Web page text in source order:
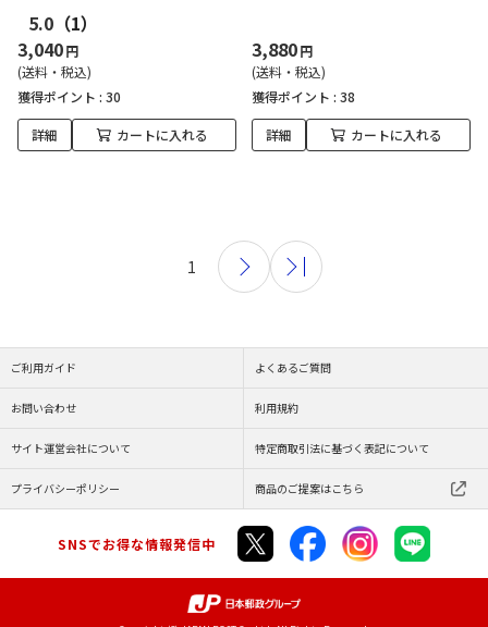
5.0 （1）
3,040円
(送料・税込)
獲得ポイント : 30
詳細 カートに入れる
3,880円
(送料・税込)
獲得ポイント : 38
詳細 カートに入れる
1
ご利用ガイド よくあるご質問
お問い合わせ 利用規約
サイト運営会社について 特定商取引法に基づく表記について
プライバシーポリシー 商品のご提案はこちら
SNSでお得な情報発信中